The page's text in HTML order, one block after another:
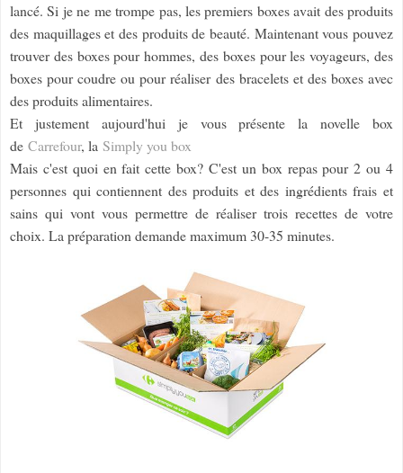
lancé. Si je ne me trompe pas, les premiers boxes avait des produits
des maquillages et des produits de beauté. Maintenant vous pouvez
trouver des boxes pour hommes, des boxes pour les voyageurs, des
boxes pour coudre ou pour réaliser des bracelets et des boxes avec
des produits alimentaires.
Et justement aujourd'hui je vous présente la novelle box
de Carrefour, la Simply you box
Mais c'est quoi en fait cette box? C'est un box repas pour 2 ou 4
personnes qui contiennent des produits et des ingrédients frais et
sains qui vont vous permettre de réaliser trois recettes de votre
choix. La préparation demande maximum 30-35 minutes.